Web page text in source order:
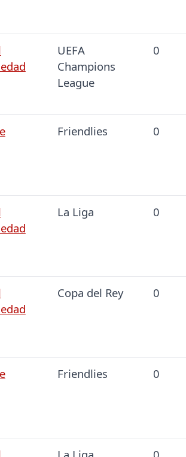
UEFA
Champions
League
0
Friendlies 0
La Liga 0
Copa del Rey 0
Friendlies 0